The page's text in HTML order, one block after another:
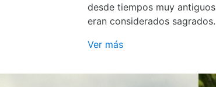
desde tiempos muy antiguos
eran considerados sagrados.
Ver más